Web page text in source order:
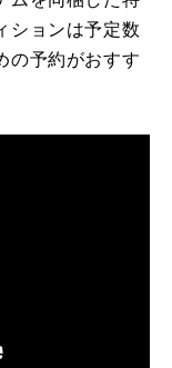
ションは予定数
の予約がおすす